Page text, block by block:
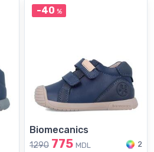
-40 %
Biomecanics
1290 775 MDL 2